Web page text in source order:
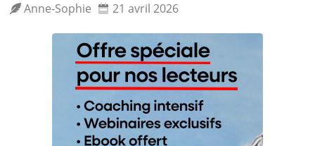
Anne‑Sophie 21 avril 2026